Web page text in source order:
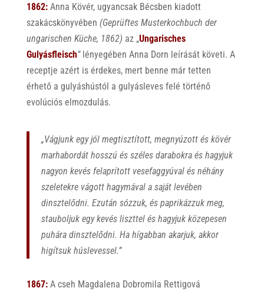
1862:Anna Kövér, ugyancsak Bécsben kiadott
szakácskönyvében (Geprüftes Musterkochbuch der
ungarischen Küche, 1862) az „Ungarisches
Gulyásfleisch”lényegében Anna Dorn leírását követi. A
receptje azért is érdekes, mert benne már tetten
érhető a gulyáshústól a gulyásleves felé történő
evolúciós elmozdulás.
„Vágjunk egy jól megtisztított, megnyúzott és kövér
marhabordát hosszú és széles darabokra és hagyjuk
nagyon kevés felaprított vesefaggyúval és néhány
szeletekre vágott hagymával a saját levében
dinsztelődni. Ezután sózzuk, és paprikázzuk meg,
stauboljuk egy kevés liszttel és hagyjuk közepesen
puhára dinsztelődni. Ha hígabban akarjuk, akkor
higítsuk húslevessel.”
1867: A cseh Magdalena Dobromila Rettigová